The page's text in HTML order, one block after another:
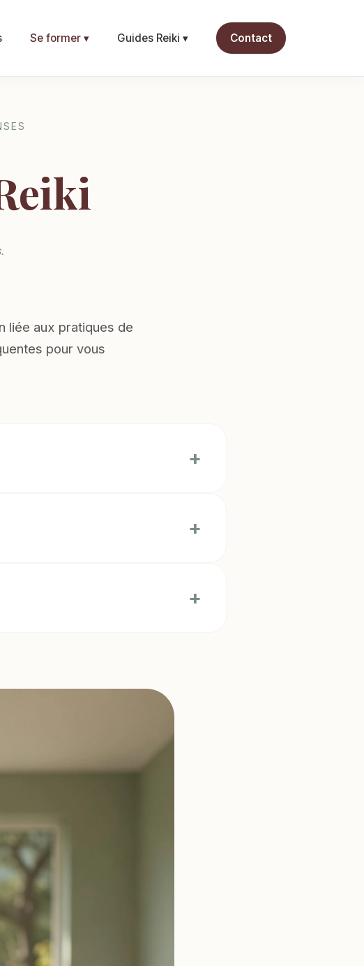
Se former ▾ Guides Reiki ▾ Contact
liée aux pratiques de
pour vous